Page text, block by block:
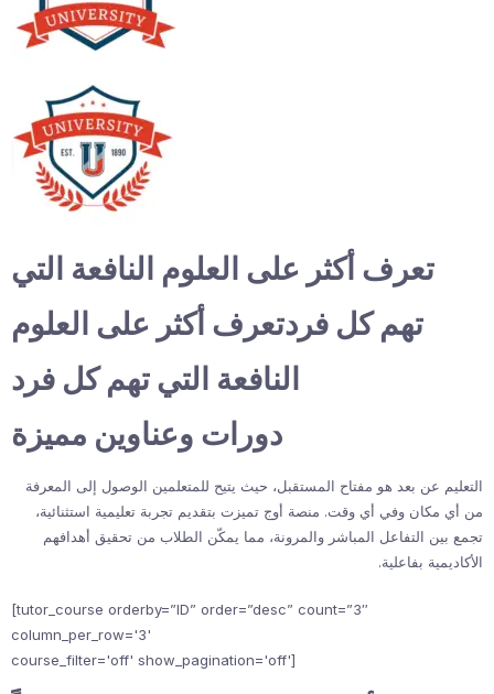
تعرف أكثر على العلوم النافعة التي
تهم كل فردتعرف أكثر على العلوم
النافعة التي تهم كل فرد
دورات وعناوين مميزة
التعليم عن بعد هو مفتاح المستقبل، حيث يتيح للمتعلمين الوصول إلى المعرفة
من أي مكان وفي أي وقت. منصة أوج تميزت بتقديم تجربة تعليمية استثنائية،
تجمع بين التفاعل المباشر والمرونة، مما يمكّن الطلاب من تحقيق أهدافهم
الأكاديمية بفاعلية.
[tutor_course orderby=”ID” order=”desc” count=”3″
column_per_row='3'
course_filter='off' show_pagination='off']